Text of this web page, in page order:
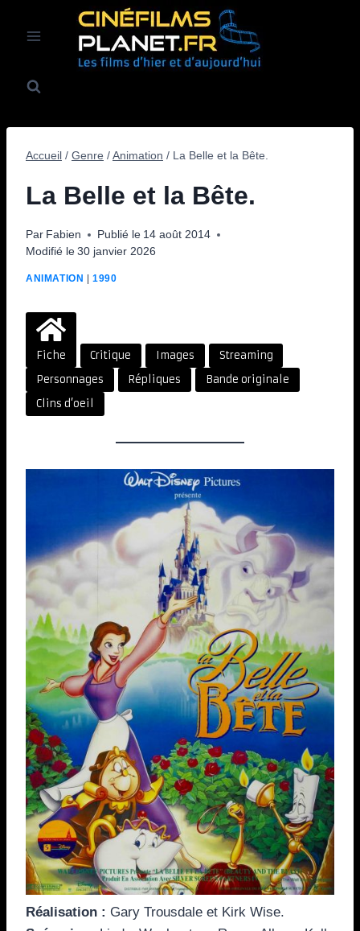
Accueil / Genre /Animation / La Belle et la Bête.
La Belle et la Bête.
Par Fabien Publié le 14 août 2014
Modifié le 30 janvier 2026
ANIMATION |1990
Fiche Critique Images
Streaming
Personnages
Répliques
Bande originale
Clins d’oeil
Réalisation : Gary Trousdale et Kirk Wise.